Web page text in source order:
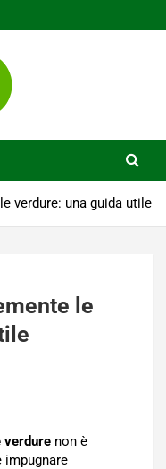
verdure: una guida utile
le
verdure non è
impugnare